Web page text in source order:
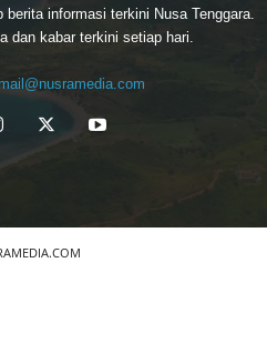
informasi terkini Nusa Tenggara.
dan kabar terkini setiap hari.